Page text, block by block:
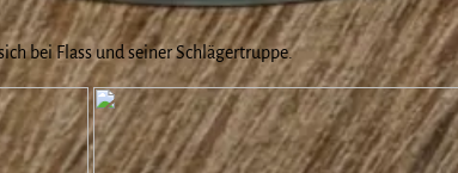
bei Flass und seiner Schlägertruppe.